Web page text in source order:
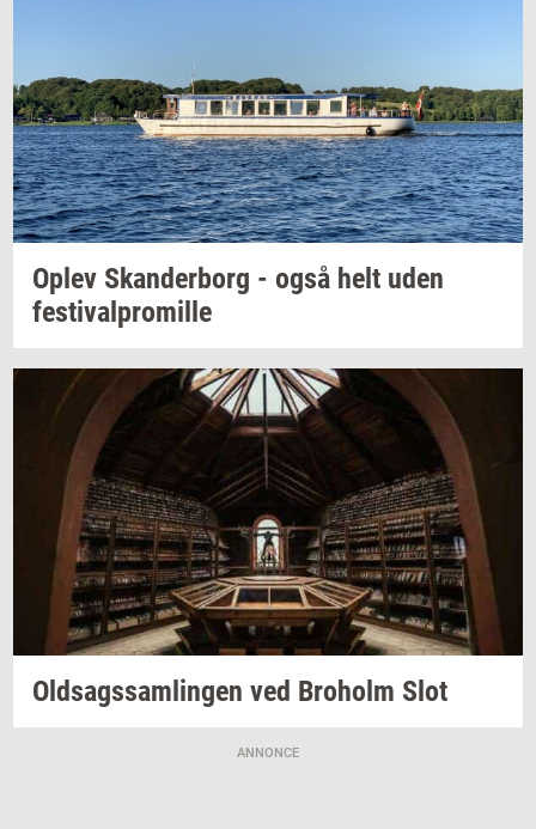
Oplev Skan­der­borg - også helt uden
festi­val­pro­mil­le
Oldsags­sam­lin­gen ved Bro­holm Slot
ANNONCE